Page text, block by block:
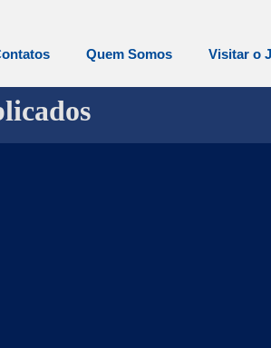
Quem Somos Visitar o